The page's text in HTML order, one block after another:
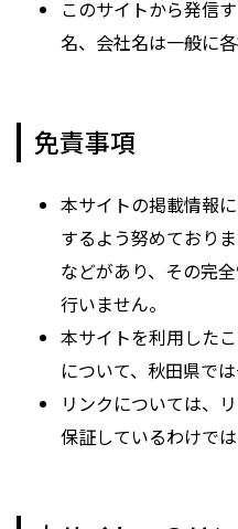
このサイトから発信
名、会社名は一般に各
免責事項
本サイトの掲載情報
するよう努めており
などがあり、その完
行いません。
本サイトを利用した
について、秋田県で
リンクについては、
保証しているわけでは